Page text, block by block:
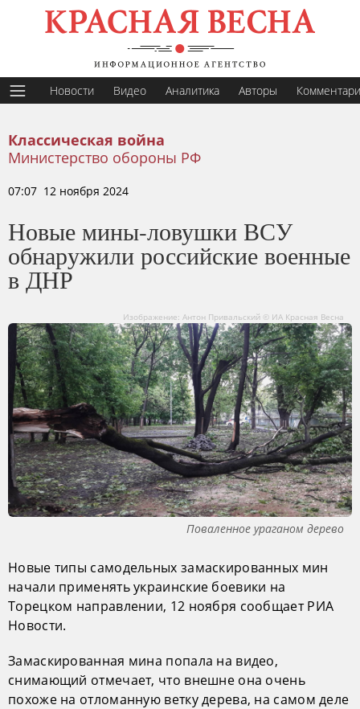
Новости Видео Аналитика Авторы
Классическая война
Министерство обороны РФ
07:07 12 ноября 2024
Новые мины-ловушки ВСУ
обнаружили российские военные
в ДНР
Изображение: Антон Привальский © ИА Красная Весна
Поваленное ураганом дерево
Новые типы самодельных замаскированных мин
начали применять украинские боевики на
Торецком направлении, 12 ноября сообщает РИА
Новости.
Замаскированная мина попала на видео,
снимающий отмечает, что внешне она очень
похоже на отломанную ветку дерева, на самом деле